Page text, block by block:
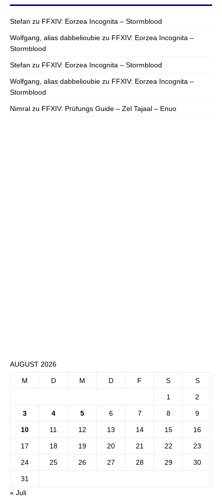
Stefan zu FFXIV: Eorzea Incognita – Stormblood
Wolfgang, alias dabbelioubie zu FFXIV: Eorzea Incognita –
Stormblood
Stefan zu FFXIV: Eorzea Incognita – Stormblood
Wolfgang, alias dabbelioubie zu FFXIV: Eorzea Incognita –
Stormblood
Nimral zu FFXIV: Prüfungs Guide – Zel Tajaal – Enuo
AUGUST 2026
M D M D F S S
1 2
3 4 5 6 7 8 9
10 11 12 13 14 15 16
17 18 19 20 21 22 23
24 25 26 27 28 29 30
31
« Juli